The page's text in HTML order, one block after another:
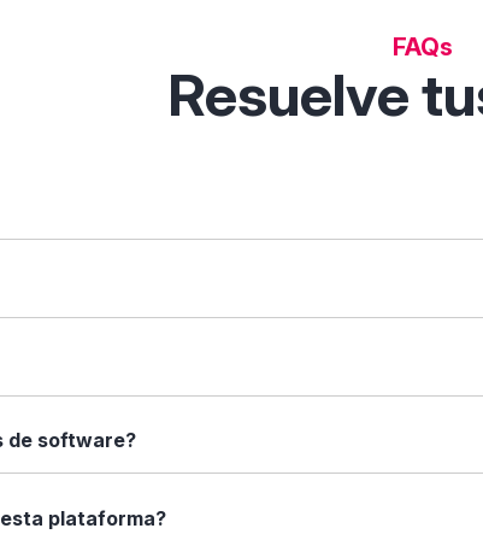
FAQs
Resuelve
que te permite descubrir, comparar y
y herramientas de filtrado inteligentes.
una función que necesites ("gestión de
clic en "Comparar". Verás una tabla con sus
mejor a tu caso.
de software?
funciones principales, capturas de pantalla (si
toda la información que necesitas antes de
plataforma?